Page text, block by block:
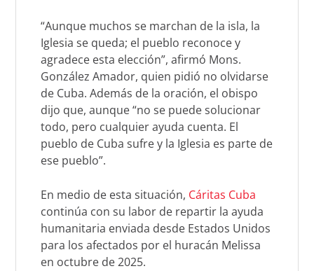
“Aunque muchos se marchan de la isla, la
Iglesia se queda; el pueblo reconoce y
agradece esta elección”, afirmó Mons.
González Amador, quien pidió no olvidarse
de Cuba. Además de la oración, el obispo
dijo que, aunque “no se puede solucionar
todo, pero cualquier ayuda cuenta. El
pueblo de Cuba sufre y la Iglesia es parte de
ese pueblo”.
En medio de esta situación, Cáritas Cuba
continúa con su labor de repartir la ayuda
humanitaria enviada desde Estados Unidos
para los afectados por el huracán Melissa
en octubre de 2025.